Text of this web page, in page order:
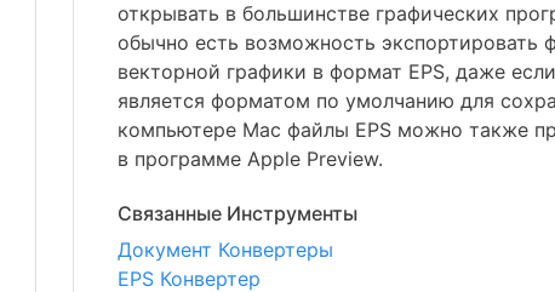
открывать в большинстве графических
обычно есть возможность экспортировать
векторной графики в формат EPS, даже
является форматом по умолчанию для
компьютере Mac файлы EPS можно также
в программе Apple Preview.
Связанные Инструменты
Документ Конвертеры
EPS Конвертер